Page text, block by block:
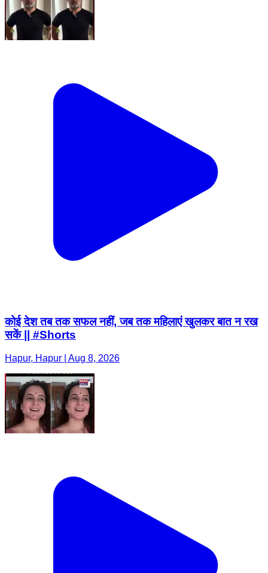
कोई देश तब तक सफल नहीं, जब तक महिलाएं खुलकर बात न रख
सकें || #Shorts
Hapur, Hapur | Aug 8, 2026